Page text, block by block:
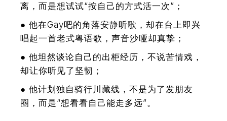
离，而是想试试“按自己的方式活一次”；
● 他在Gay吧的角落安静听歌，却在台上即兴
唱起一首老式粤语歌，声音沙哑却真挚；
● 他坦然谈论自己的出柜经历，不说苦情戏，
却让你听见了坚韧；
● 他计划独自骑行川藏线，不是为了发朋友
圈，而是“想看看自己能走多远”。